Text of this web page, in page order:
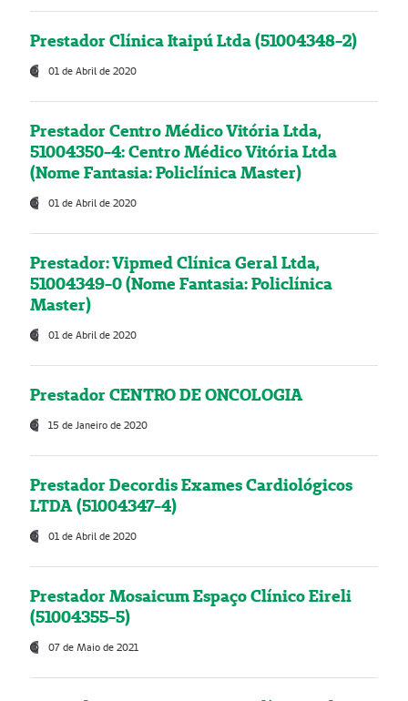
Prestador Clínica Itaipú Ltda (51004348-2)
01 de Abril de 2020
Prestador Centro Médico Vitória Ltda,
51004350-4: Centro Médico Vitória Ltda
(Nome Fantasia: Policlínica Master)
01 de Abril de 2020
Prestador: Vipmed Clínica Geral Ltda,
51004349-0 (Nome Fantasia: Policlínica
Master)
01 de Abril de 2020
Prestador CENTRO DE ONCOLOGIA
15 de Janeiro de 2020
Prestador Decordis Exames Cardiológicos
LTDA (51004347-4)
01 de Abril de 2020
Prestador Mosaicum Espaço Clínico Eireli
(51004355-5)
07 de Maio de 2021